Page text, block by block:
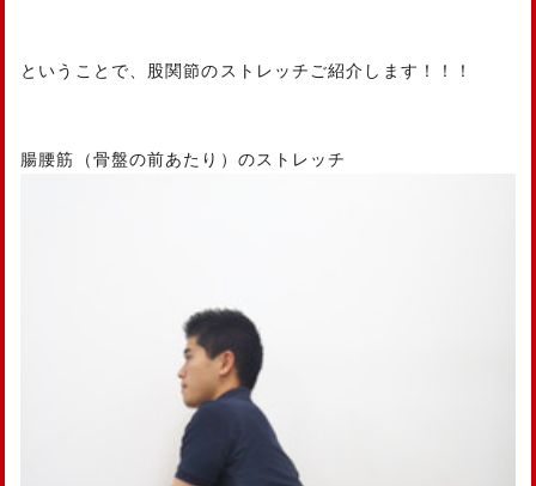
ということで、股関節のストレッチご紹介します！！！
腸腰筋（骨盤の前あたり）のストレッチ